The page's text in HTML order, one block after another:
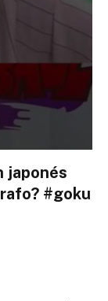
japonés
#goku